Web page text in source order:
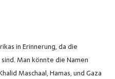
in Erinnerung, da die
Man könnte die Namen
Maschaal, Hamas, und Gaza